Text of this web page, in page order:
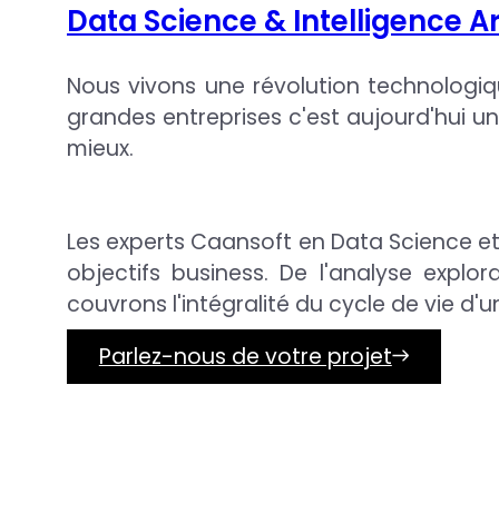
Data Science & Intelligence
Nous vivons une révolution
grandes entreprises c'est aujourd'hui
mieux.
Les experts Caansoft en Data Science
objectifs business. De l'analyse
couvrons l'intégralité du cycle de vie
Parlez-nous de votre projet